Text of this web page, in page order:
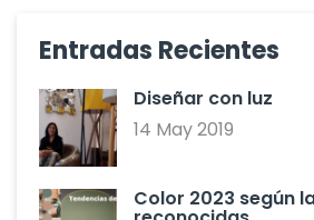
Entradas Recientes
Diseñar con luz
14 May 2019
Color 2023 según